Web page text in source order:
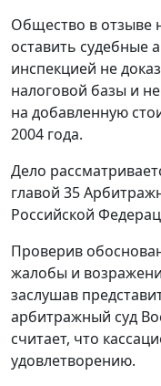
Общество в отзыве
оставить судебные
инспекцией не
налоговой базы и
на добавленную
2004 года.
Дело
главой 35
Российской
Проверив
жалобы и
заслушав
арбитражный суд
считает, что
удовлетворению.